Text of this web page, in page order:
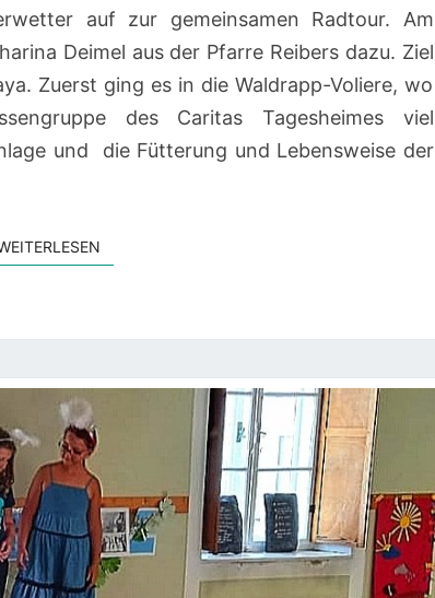
auf zur gemeinsamen Radtour. Am
Deimel aus der Pfarre Reibers dazu. Ziel
Zuerst ging es in die Waldrapp-Voliere, wo
des Caritas Tagesheimes viel
und die Fütterung und Lebensweise der